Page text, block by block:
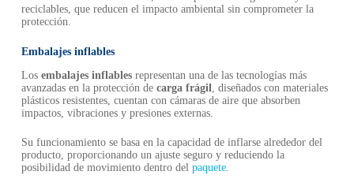
reciclables, que reducen el impacto ambiental sin comprometer la
protección.
Embalajes inflables
Los embalajes inflablesrepresentan una de las tecnologías más
avanzadas en la protección de carga frágil, diseñados con materiales
plásticos resistentes, cuentan con cámaras de aire que absorben
impactos, vibraciones y presiones externas.
Su funcionamiento se basa en la capacidad de inflarse alrededor del
producto, proporcionando un ajuste seguro y reduciendo la
posibilidad de movimiento dentro del paquete.